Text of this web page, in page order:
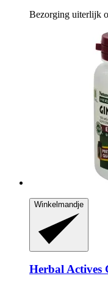
Bezorging uiterlijk
Winkelmandje
Herbal Actives